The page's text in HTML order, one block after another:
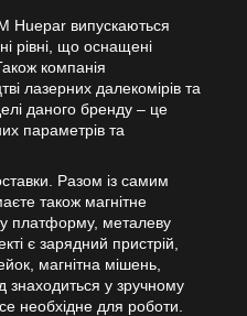
Huepar випускаються
рівні, що оснащені
компанія
лазерних далекомірів та
даного бренду – це
параметрів та
Разом із самим
також магнітне
платформу, металеву
є зарядний пристрій,
магнітна мішень,
у зручному
необхідне для роботи.